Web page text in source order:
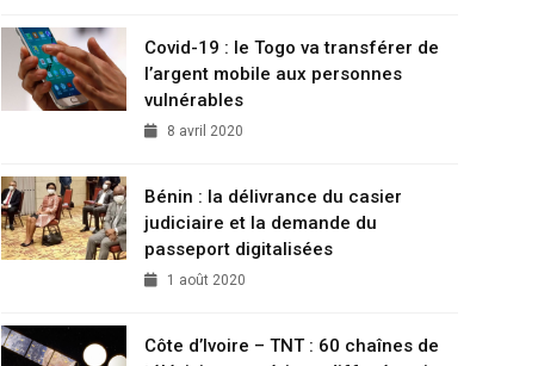
Covid-19 : le Togo va transférer de
l’argent mobile aux personnes
vulnérables
8 avril 2020
Bénin : la délivrance du casier
judiciaire et la demande du
passeport digitalisées
1 août 2020
Côte d’Ivoire – TNT : 60 chaînes de